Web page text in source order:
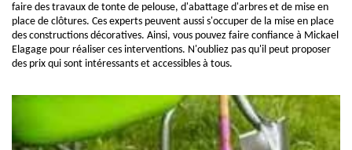
faire des travaux de tonte de pelouse, d'abattage d'arbres et de mise en
place de clôtures. Ces experts peuvent aussi s'occuper de la mise en place
des constructions décoratives. Ainsi, vous pouvez faire confiance à Mickael
Elagage pour réaliser ces interventions. N'oubliez pas qu'il peut proposer
des prix qui sont intéressants et accessibles à tous.